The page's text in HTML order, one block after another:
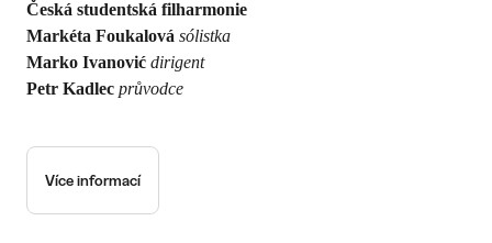
Česká studentská filharmonie
Markéta Foukalová sólistka
Marko Ivanović dirigent
Petr Kadlec průvodce
Více informací